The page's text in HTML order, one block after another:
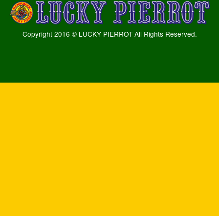
Copyright 2016 © LUCKY PIERROT All Rights Reserved.